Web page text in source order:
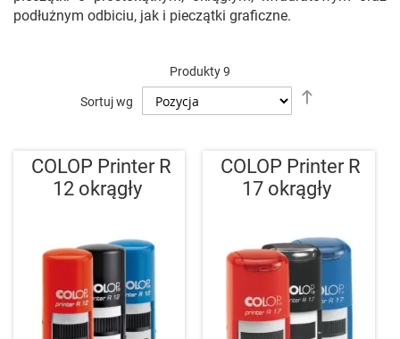
podłużnym odbiciu, jak i pieczątki graficzne.
Produkty9
Sortuj wg
COLOP Printer R
12 okrągły
COLOP Printer R
17 okrągły